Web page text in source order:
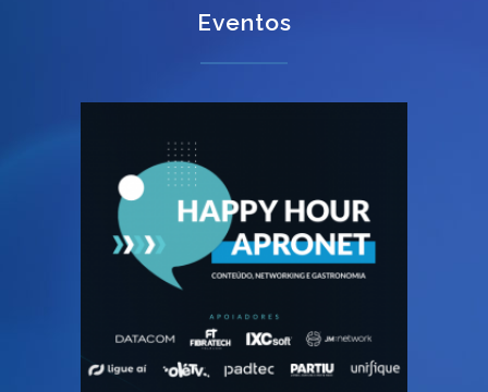
Eventos